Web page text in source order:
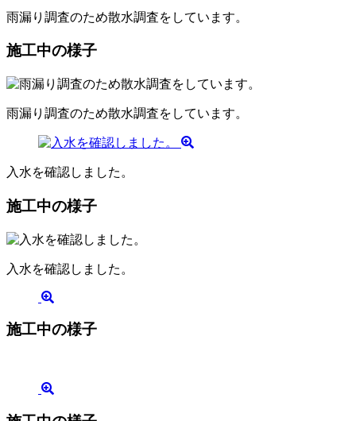
雨漏り調査のため散水調査をしています。
施工中の様子
雨漏り調査のため散水調査をしています。
入水を確認しました。
施工中の様子
入水を確認しました。
施工中の様子